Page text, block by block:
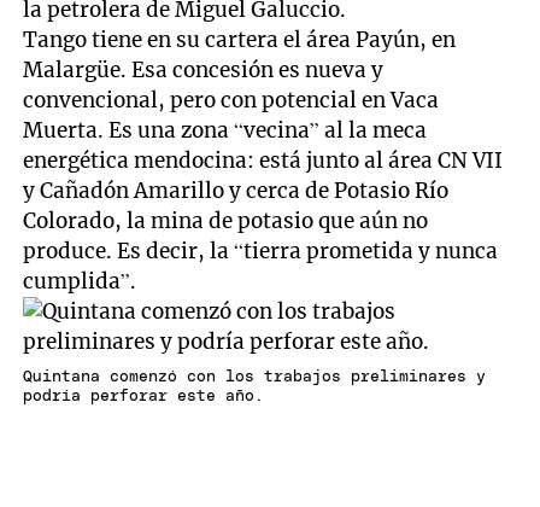
la petrolera de Miguel Galuccio.
Tango tiene en su cartera el área Payún, en
Malargüe. Esa concesión es nueva y
convencional, pero con potencial en Vaca
Muerta. Es una zona “vecina” al la meca
energética mendocina: está junto al área CN VII
y Cañadón Amarillo y cerca de Potasio Río
Colorado, la mina de potasio que aún no
produce. Es decir, la “tierra prometida y nunca
cumplida”.
Quintana comenzó con los trabajos preliminares y
podría perforar este año.